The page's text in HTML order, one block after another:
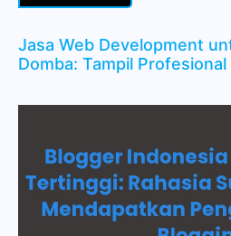
Jasa Web Development
Domba: Tampil